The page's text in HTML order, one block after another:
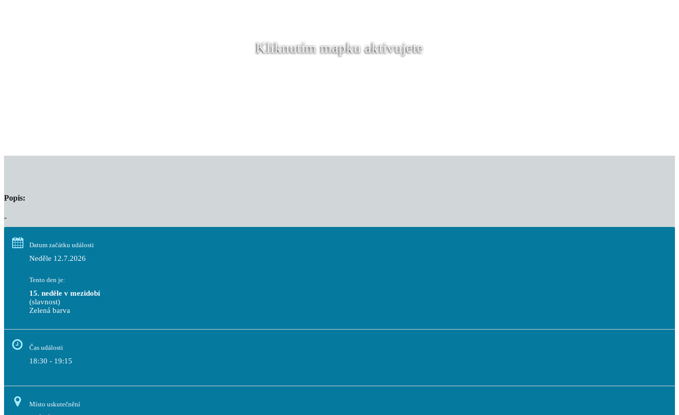
Kliknutím mapku aktivujete
Popis:
-
Datum začátku události
Neděle 12.7.2026
Tento den je:
15. neděle v mezidobí
(slavnost)
Zelená barva
Čas události
18:30 - 19:15
Místo uskutečnění